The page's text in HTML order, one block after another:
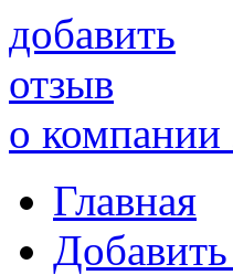
добавить
отзыв
о компании
Главная